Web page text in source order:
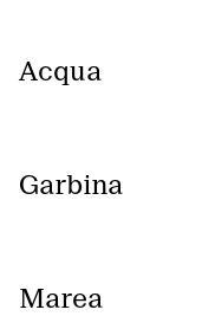
Acqua
Garbina
Marea